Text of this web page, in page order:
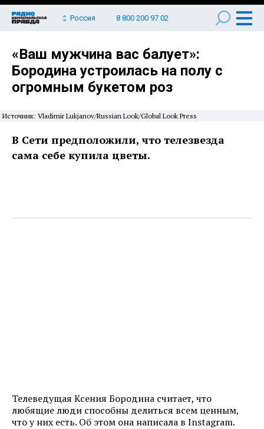
Россия 8 800 200 97 02
«Ваш мужчина вас балует»:
Бородина устроилась на полу с
огромным букетом роз
Источник: Vladimir Lukjanov/Russian Look/Global Look Press
В Сети предположили, что телезвезда
сама себе купила цветы.
Телеведущая Ксения Бородина считает, что
любящие люди способны делиться всем ценным,
что у них есть. Об этом она написала в Instagram.